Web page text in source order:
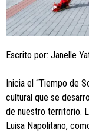
Escrito por: Janelle
Inicia el “Tiempo de
cultural que se
de nuestro territorio.
Luisa Napolitano,